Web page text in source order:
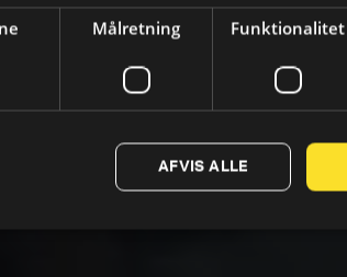
Målretning Funktionalitet
AFVIS ALLE